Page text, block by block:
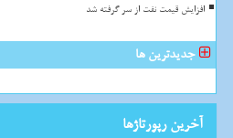
افزایش قیمت نفت از سر گرفته شد
جدیدترین ها
آخرین رپورتاژها